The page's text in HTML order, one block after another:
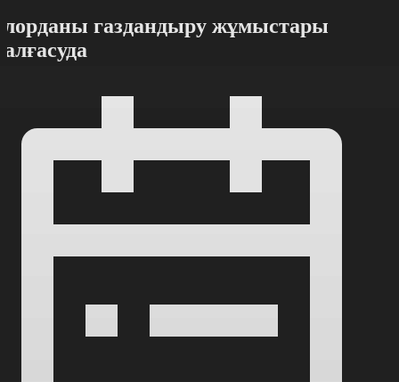
газдандыру жұмыстары